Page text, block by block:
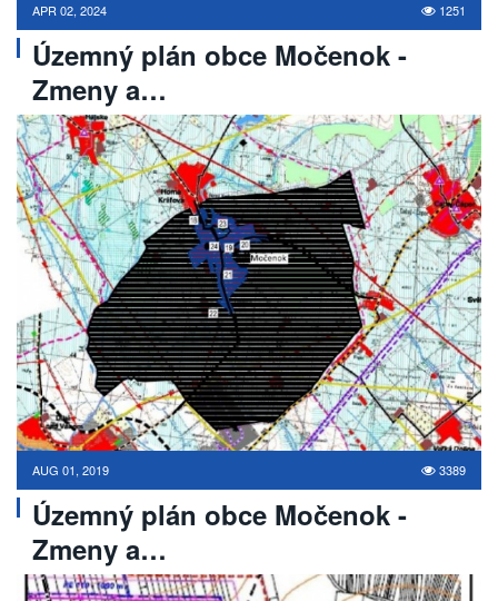
APR 02, 2024 1251
Územný plán obce Močenok -
Zmeny a…
AUG 01, 2019 3389
Územný plán obce Močenok -
Zmeny a…